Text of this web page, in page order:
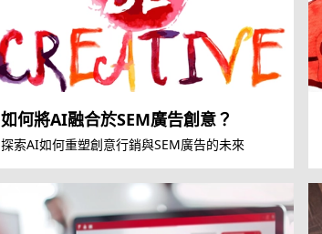
如何將AI融合於SEM廣告創意？
探索AI如何重塑創意行銷與SEM廣告的未來